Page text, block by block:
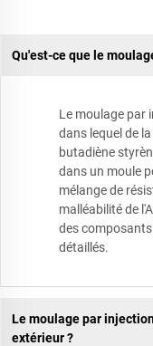
Qu'est-ce que le
Le moulage par
dans lequel de
butadiène
dans un moule
mélange de
malléabilité de
des
détaillés.
Le moulage par
extérieur ?